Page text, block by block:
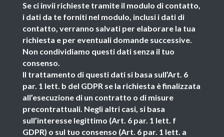
Se ci invii richieste tramite il modulo di contatto,
i dati da te forniti nel modulo, inclusi i dati di
contatto, verranno salvati per elaborare la tua
richiesta e per eventuali domande successive.
Non condividiamo questi dati senza il tuo
consenso.
Il trattamento di questi dati si basa sull’Art. 6
par. 1 lett. b del GDPR se la richiesta è finalizzata
all’esecuzione di un contratto o di misure
precontrattuali. Negli altri casi, si basa
sull’interesse legittimo (Art. 6 par. 1 lett. f
GDPR) o sul tuo consenso (Art. 6 par. 1 lett. a